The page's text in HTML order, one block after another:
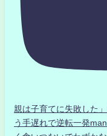
親は子育てに失敗した
う手遅れで逆転一発